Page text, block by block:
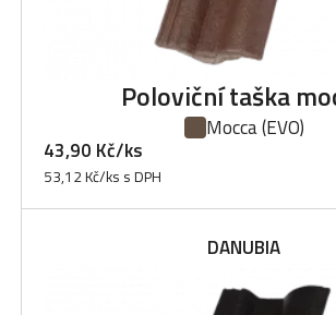
Poloviční taška
Mocca(EVO)
43,90 Kč/ks
53,12 Kč/ks s DPH
DANUBIA